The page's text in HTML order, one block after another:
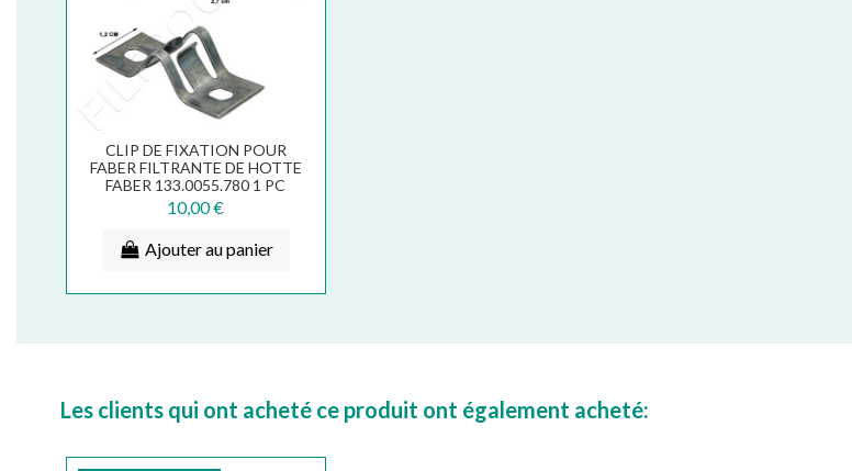
CLIP DE FIXATION POUR
FABER FILTRANTE DE HOTTE
FABER 133.0055.780 1 PC
10,00 €
Ajouter au panier
Les clients qui ont acheté ce produit ont également acheté: